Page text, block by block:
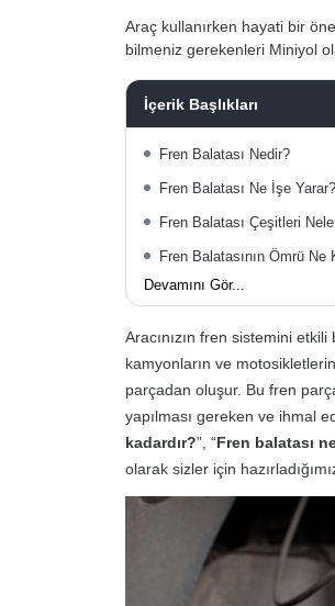
Araç kullanırken hayati bir
bilmeniz gerekenleri Miniyol
İçerik Başlıkları
Fren Balatası Nedir?
Fren Balatası Ne İşe Yarar?
Fren Balatası Çeşitleri
Fren Balatasının Ömrü Ne
Devamını Gör...
Aracınızın fren sistemini
kamyonların ve
parçadan oluşur. Bu fren
yapılması gereken ve ihmal
kadardır?”, “Fren balatası
olarak sizler için